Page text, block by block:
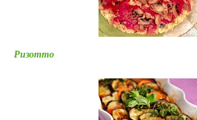
Ризотто